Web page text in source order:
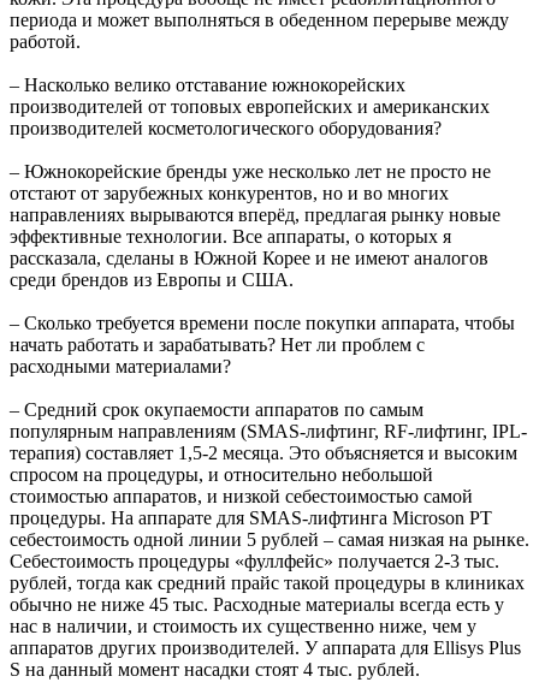
периода и может выполняться в обеденном перерыве между
работой.
– Насколько велико отставание южнокорейских
производителей от топовых европейских и американских
производителей косметологического оборудования?
– Южнокорейские бренды уже несколько лет не просто не
отстают от зарубежных конкурентов, но и во многих
направлениях вырываются вперёд, предлагая рынку новые
эффективные технологии. Все аппараты, о которых я
рассказала, сделаны в Южной Корее и не имеют аналогов
среди брендов из Европы и США.
– Сколько требуется времени после покупки аппарата, чтобы
начать работать и зарабатывать? Нет ли проблем с
расходными материалами?
– Средний срок окупаемости аппаратов по самым
популярным направлениям (SMAS-лифтинг, RF-лифтинг, IPL-
терапия) составляет 1,5-2 месяца. Это объясняется и высоким
спросом на процедуры, и относительно небольшой
стоимостью аппаратов, и низкой себестоимостью самой
процедуры. На аппарате для SMAS-лифтинга Microson PT
себестоимость одной линии 5 рублей – самая низкая на рынке.
Себестоимость процедуры «фуллфейс» получается 2-3 тыс.
рублей, тогда как средний прайс такой процедуры в клиниках
обычно не ниже 45 тыс. Расходные материалы всегда есть у
нас в наличии, и стоимость их существенно ниже, чем у
аппаратов других производителей. У аппарата для Ellisys Plus
S на данный момент насадки стоят 4 тыс. рублей.